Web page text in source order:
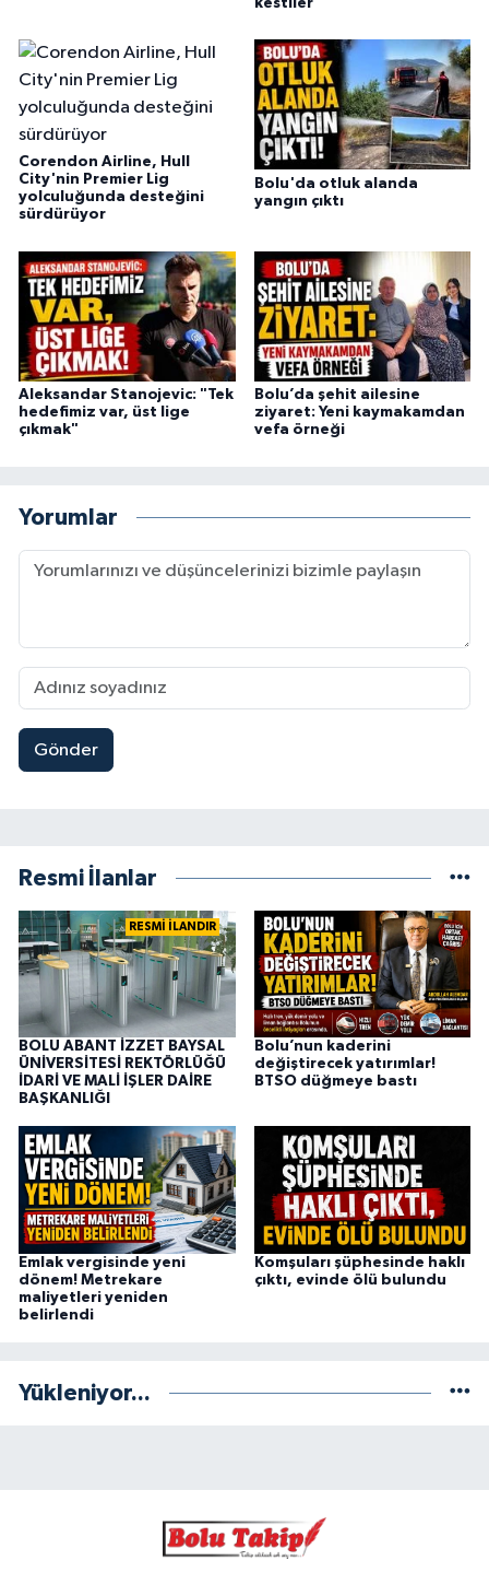
Corendon Airline, Hull
City'nin Premier Lig
yolculuğunda desteğini
sürdürüyor
Bolu'da otluk alanda
yangın çıktı
Aleksandar Stanojevic: "Tek
hedefimiz var, üst lige
çıkmak"
Bolu’da şehit ailesine
ziyaret: Yeni kaymakamdan
vefa örneği
Yorumlar
Gönder
Resmi İlanlar
RESMİ İLANDIR
BOLU ABANT İZZET BAYSAL
ÜNİVERSİTESİ REKTÖRLÜĞÜ
İDARİ VE MALİ İŞLER DAİRE
BAŞKANLIĞI
Bolu’nun kaderini
değiştirecek yatırımlar!
BTSO düğmeye bastı
Emlak vergisinde yeni
dönem! Metrekare
maliyetleri yeniden
belirlendi
Komşuları şüphesinde haklı
çıktı, evinde ölü bulundu
Yükleniyor...